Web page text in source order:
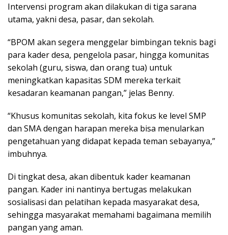
Intervensi program akan dilakukan di tiga sarana
utama, yakni desa, pasar, dan sekolah.
“BPOM akan segera menggelar bimbingan teknis bagi
para kader desa, pengelola pasar, hingga komunitas
sekolah (guru, siswa, dan orang tua) untuk
meningkatkan kapasitas SDM mereka terkait
kesadaran keamanan pangan,” jelas Benny.
“Khusus komunitas sekolah, kita fokus ke level SMP
dan SMA dengan harapan mereka bisa menularkan
pengetahuan yang didapat kepada teman sebayanya,”
imbuhnya.
Di tingkat desa, akan dibentuk kader keamanan
pangan. Kader ini nantinya bertugas melakukan
sosialisasi dan pelatihan kepada masyarakat desa,
sehingga masyarakat memahami bagaimana memilih
pangan yang aman.